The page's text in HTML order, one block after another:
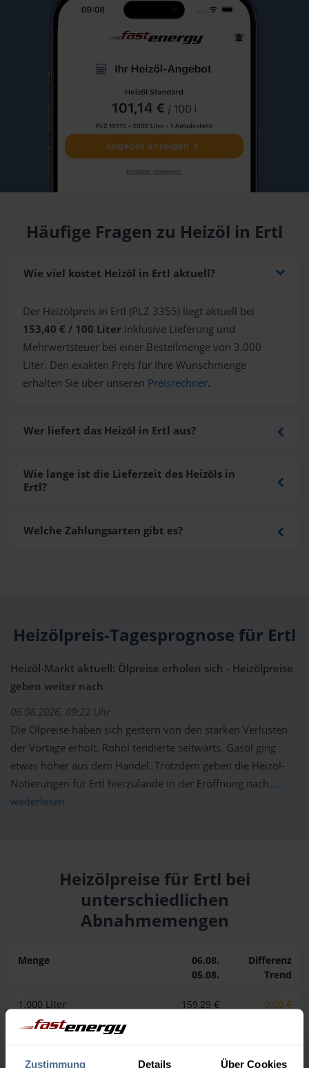
Zustimmung Details Über Cookies
Häufige Fragen zu Heizöl in Ertl
Wie viel kostet Heizöl in Ertl aktuell?
Der Heizölpreis in Ertl (PLZ 3355) liegt aktuell bei
153,40 € / 100 Liter inklusive Lieferung und
Mehrwertsteuer bei einer Bestellmenge von 3.000
Liter. Den exakten Preis für Ihre Wunschmenge
erhalten Sie über unseren Preisrechner.
Wer liefert das Heizöl in Ertl aus?
Wie lange ist die Lieferzeit des Heizöls in
Ertl?
Welche Zahlungsarten gibt es?
Heizölpreis-Tagesprognose für Ertl
Heizöl-Markt aktuell: Ölpreise erholen sich - Heizölpreise
geben weiter nach
06.08.2026, 09:22 Uhr
Die Ölpreise haben sich gestern von den starken Verlusten
der Vortage erholt. Rohöl tendierte seitwärts, Gasöl ging
etwas höher aus dem Handel. Trotzdem geben die Heizöl-
Notierungen für Ertl hierzulande in der Eröffnung nach. ...
weiterlesen
Heizölpreise für Ertl bei
unterschiedlichen
Abnahmemengen
Menge
06.08.
05.08.
Differenz
Trend
1.000 Liter
159,29 €
0,00 €